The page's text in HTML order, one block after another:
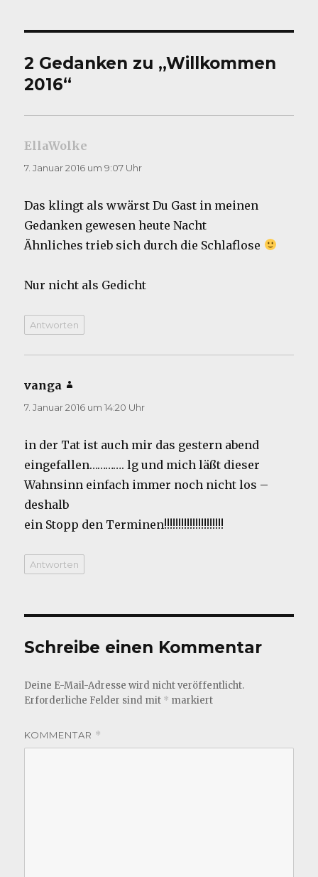
2 Gedanken zu „Willkommen
2016“
EllaWolke
7. Januar 2016 um 9:07 Uhr
Das klingt als wwärst Du Gast in meinen
Gedanken gewesen heute Nacht
Ähnliches trieb sich durch die Schlaflose
Nur nicht als Gedicht
Antworten
vanga
7. Januar 2016 um 14:20 Uhr
in der Tat ist auch mir das gestern abend
eingefallen…………. lg und mich läßt dieser
Wahnsinn einfach immer noch nicht los –
deshalb
ein Stopp den Terminen!!!!!!!!!!!!!!!!!!!!!
Antworten
Schreibe einen Kommentar
Deine E-Mail-Adresse wird nicht veröffentlicht.
Erforderliche Felder sind mit * markiert
KOMMENTAR *